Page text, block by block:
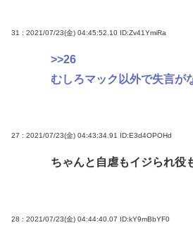
31 : 2021/07/23(金) 04:45:52.10 ID:Zv41YmiRa
>>26
むしろマック以外で失言が
27 : 2021/07/23(金) 04:43:34.91 ID:E3d4OPOHd
ちゃんと自虐もイジられ役
28 : 2021/07/23(金) 04:44:40.07 ID:kY9mBbYF0